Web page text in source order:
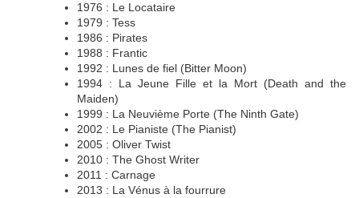
1976 : Le Locataire
1979 : Tess
1986 : Pirates
1988 : Frantic
1992 : Lunes de fiel (Bitter Moon)
1994 : La Jeune Fille et la Mort (Death and the
Maiden)
1999 : La Neuvième Porte (The Ninth Gate)
2002 : Le Pianiste (The Pianist)
2005 : Oliver Twist
2010 : The Ghost Writer
2011 : Carnage
2013 : La Vénus à la fourrure